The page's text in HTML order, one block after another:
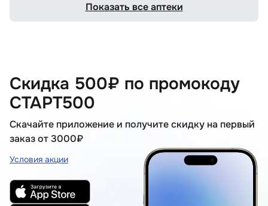
Показать все аптеки
Скидка 500₽ по промокоду
СТАРТ500
Скачайте приложение и получите скидку на первый
заказ от 3000₽
Условия акции